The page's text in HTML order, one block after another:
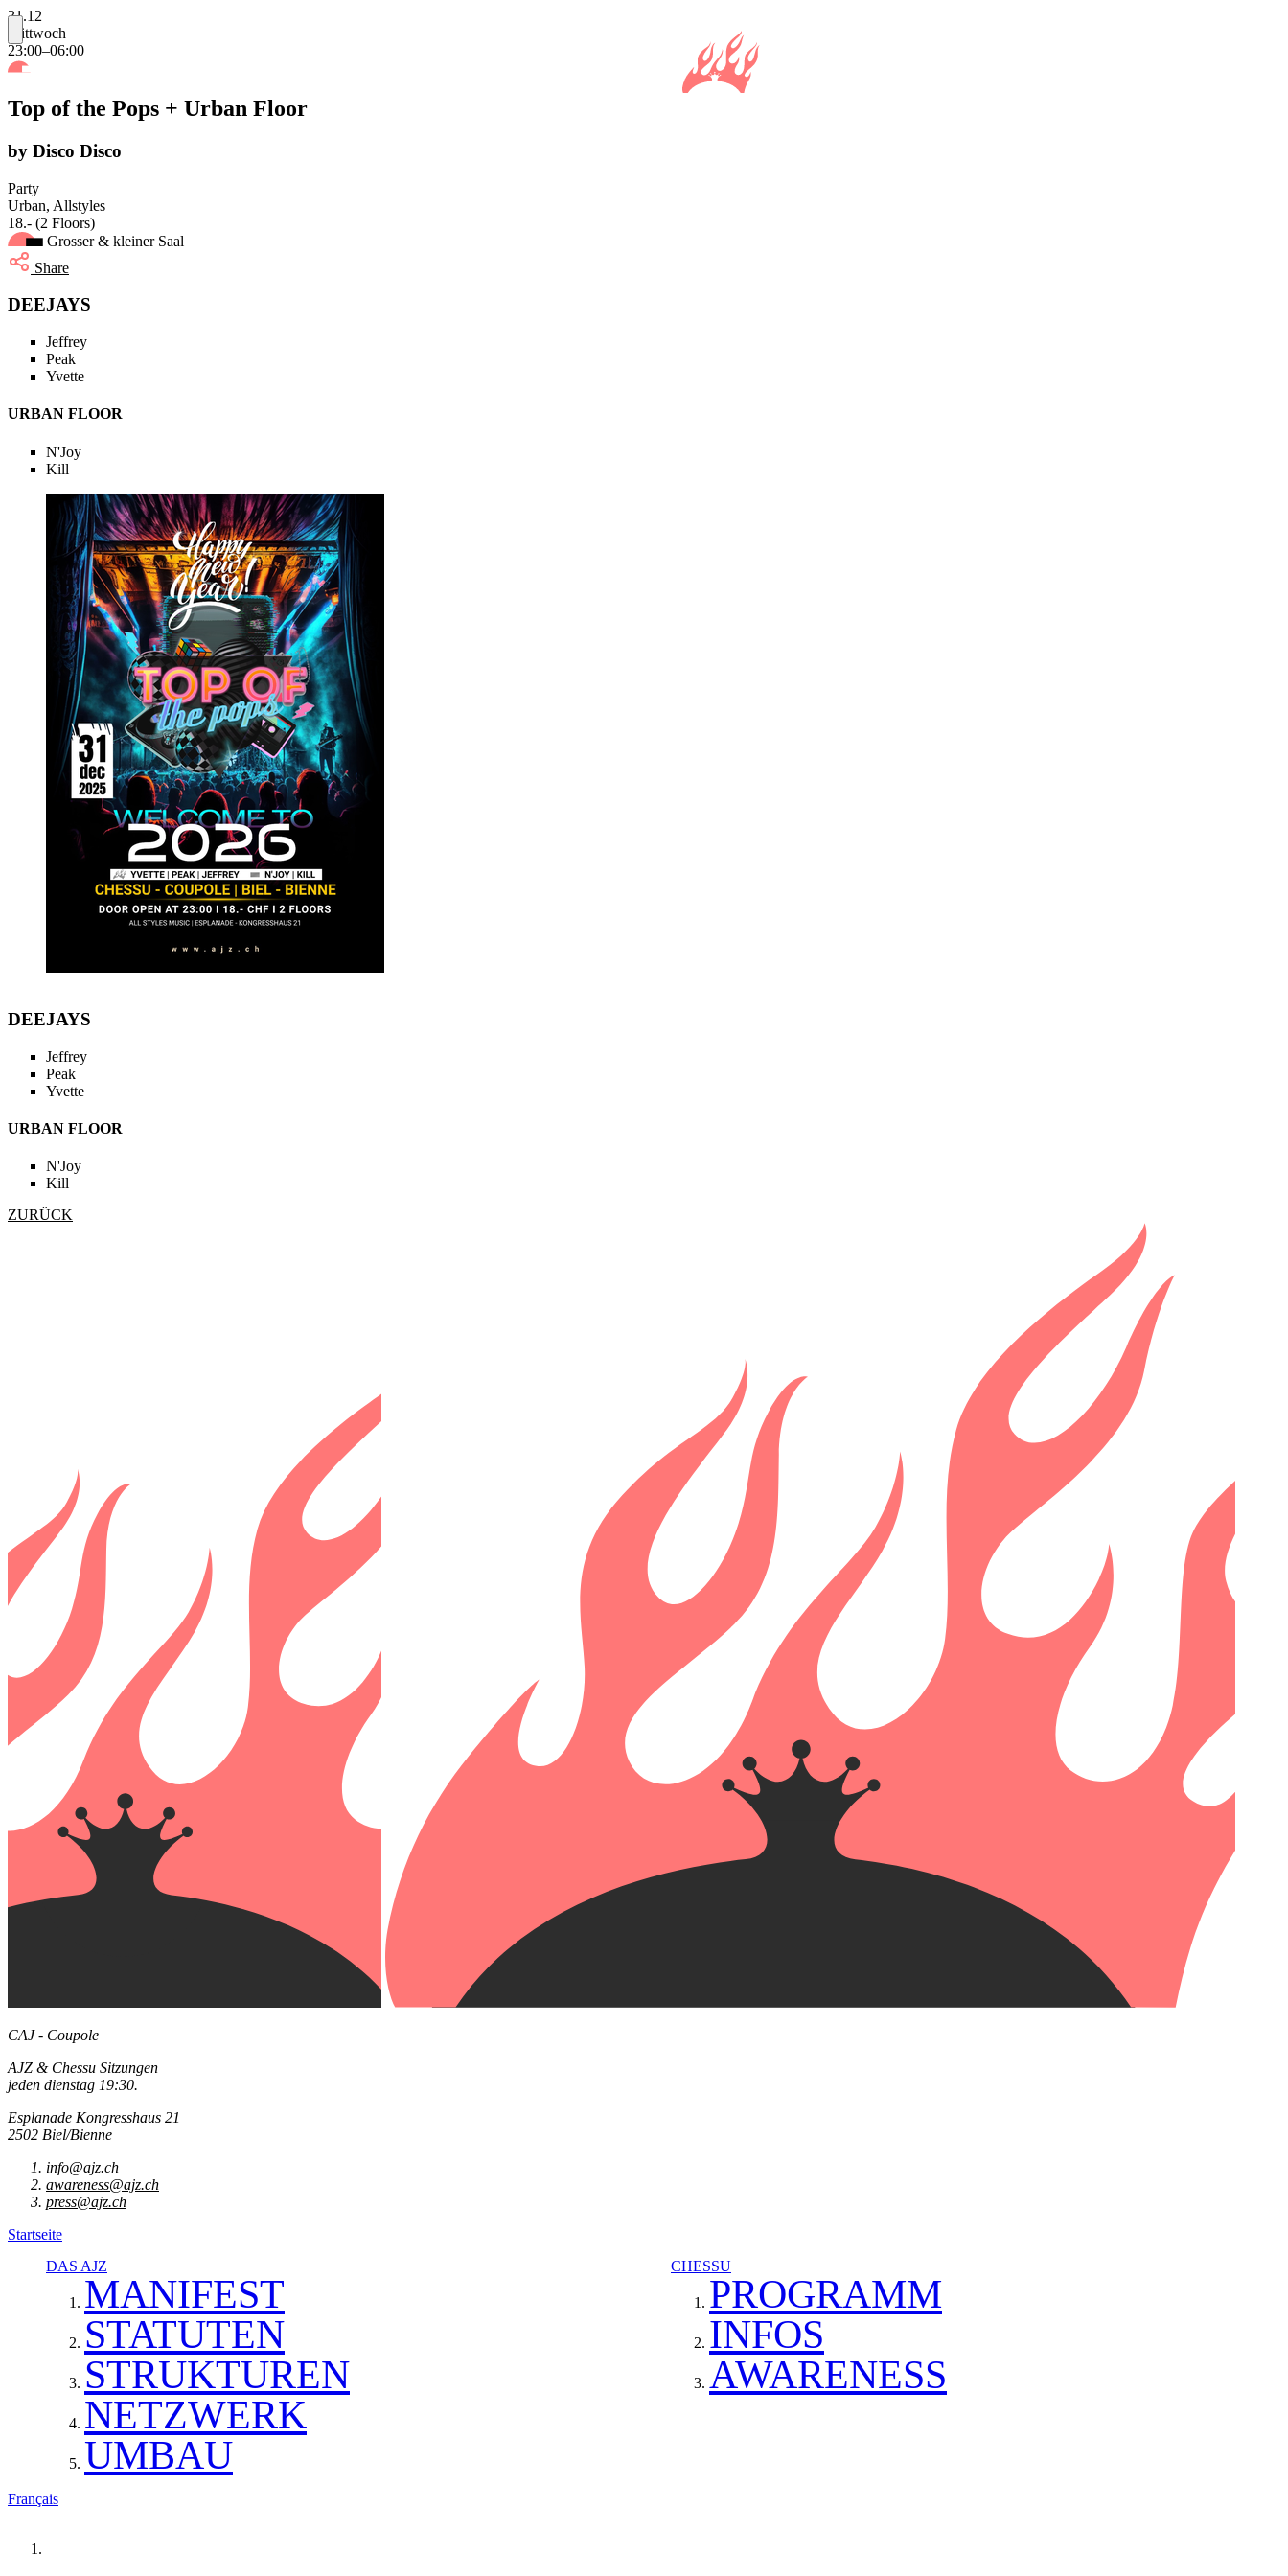
31.12
Mittwoch
23:00–06:00
Top of the Pops + Urban Floor
by Disco Disco
Party
Urban, Allstyles
18.- (2 Floors)
Grosser & kleiner Saal
Share
DEEJAYS
Jeffrey
Peak
Yvette
URBAN FLOOR
N'Joy
Kill
DEEJAYS
Jeffrey
Peak
Yvette
URBAN FLOOR
N'Joy
Kill
ZURÜCK
CAJ - Coupole
AJZ & Chessu Sitzungen
jeden dienstag 19:30.
Esplanade Kongresshaus 21
2502 Biel/Bienne
info@ajz.ch
awareness@ajz.ch
press@ajz.ch
Startseite
DAS AJZ
MANIFEST
STATUTEN
STRUKTUREN
NETZWERK
UMBAU
CHESSU
PROGRAMM
INFOS
AWARENESS
Français